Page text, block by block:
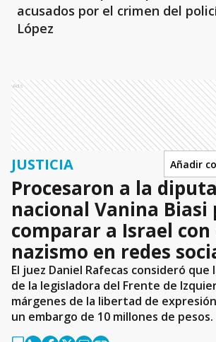
acusados por el crimen del
López
Ads
JUSTICIA Añadir
Procesaron a la
nacional Vanina Biasi
comparar a Israel con
nazismo en redes
El juez Daniel Rafecas consideró que
de la legisladora del Frente de
márgenes de la libertad de
un embargo de 10 millones de pesos.